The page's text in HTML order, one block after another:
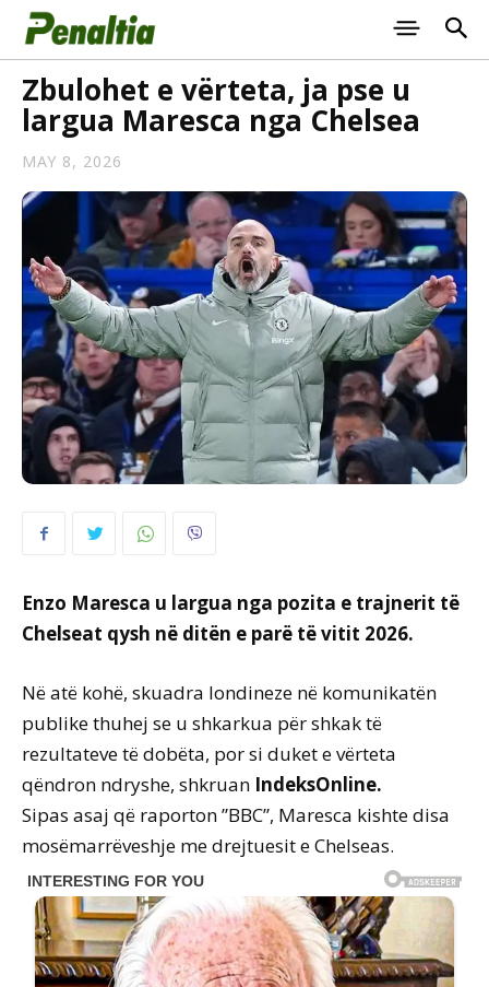
Zbulohet e vërteta, ja pse u
largua Maresca nga Chelsea
MAY 8, 2026
Enzo Maresca u largua nga pozita e trajnerit të
Chelseat qysh në ditën e parë të vitit 2026.
Në atë kohë, skuadra londineze në komunikatën
publike thuhej se u shkarkua për shkak të
rezultateve të dobëta, por si duket e vërteta
qëndron ndryshe, shkruan IndeksOnline.
Sipas asaj që raporton ”BBC”, Maresca kishte disa
mosëmarrëveshje me drejtuesit e Chelseas.